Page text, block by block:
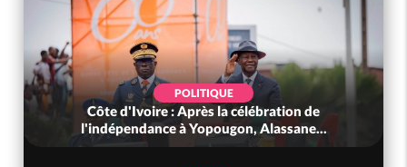
POLITIQUE
Côte d'Ivoire : Après la célébration de
l'indépendance à Yopougon, Alassane...